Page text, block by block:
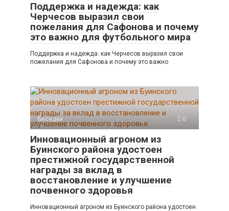
Поддержка и надежда: как
Черчесов выразил свои
пожелания для Сафонова и почему
это важно для футбольного мира
Поддержка и надежда: как Черчесов выразил свои
пожелания для Сафонова и почему это важно
Беседки 0
Инновационный агроном из
Буинского района удостоен
престижной государственной
награды за вклад в
восстановление и улучшение
почвенного здоровья
Инновационный агроном из Буинского района удостоен